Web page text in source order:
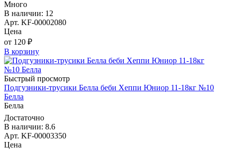
Много
В наличии: 12
Арт. KF-00002080
Цена
от 120 ₽
В корзину
Быстрый просмотр
Подгузники-трусики Белла беби Хеппи Юниор 11-18кг №10
Белла
Белла
Достаточно
В наличии: 8.6
Арт. KF-00003350
Цена